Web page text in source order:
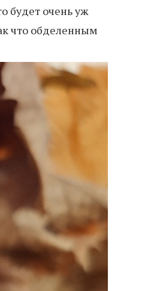
будет очень уж
что обделенным